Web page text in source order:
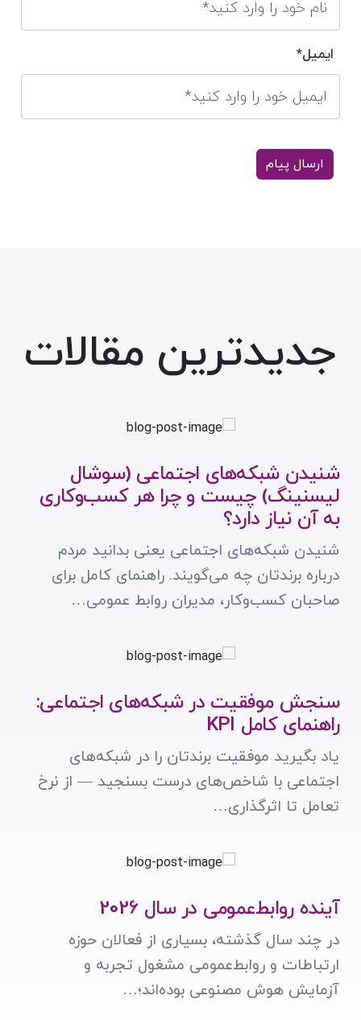
ایمیل*
جدیدترین مقالات
شنیدن شبکه‌های اجتماعی (سوشال
لیسنینگ) چیست و چرا هر کسب‌وکاری
به آن نیاز دارد؟
شنیدن شبکه‌های اجتماعی یعنی بدانید مردم
درباره برندتان چه می‌گویند. راهنمای کامل برای
صاحبان کسب‌وکار، مدیران روابط عمومی…
سنجش موفقیت در شبکه‌های اجتماعی:
راهنمای کامل KPI
یاد بگیرید موفقیت برندتان را در شبکه‌های
اجتماعی با شاخص‌های درست بسنجید — از نرخ
تعامل تا اثرگذاری…
آینده روابط‌عمومی در سال 2026
در چند سال گذشته، بسیاری از فعالان حوزه
ارتباطات و روابط‌عمومی مشغول تجربه و
آزمایش هوش مصنوعی بوده‌اند؛…